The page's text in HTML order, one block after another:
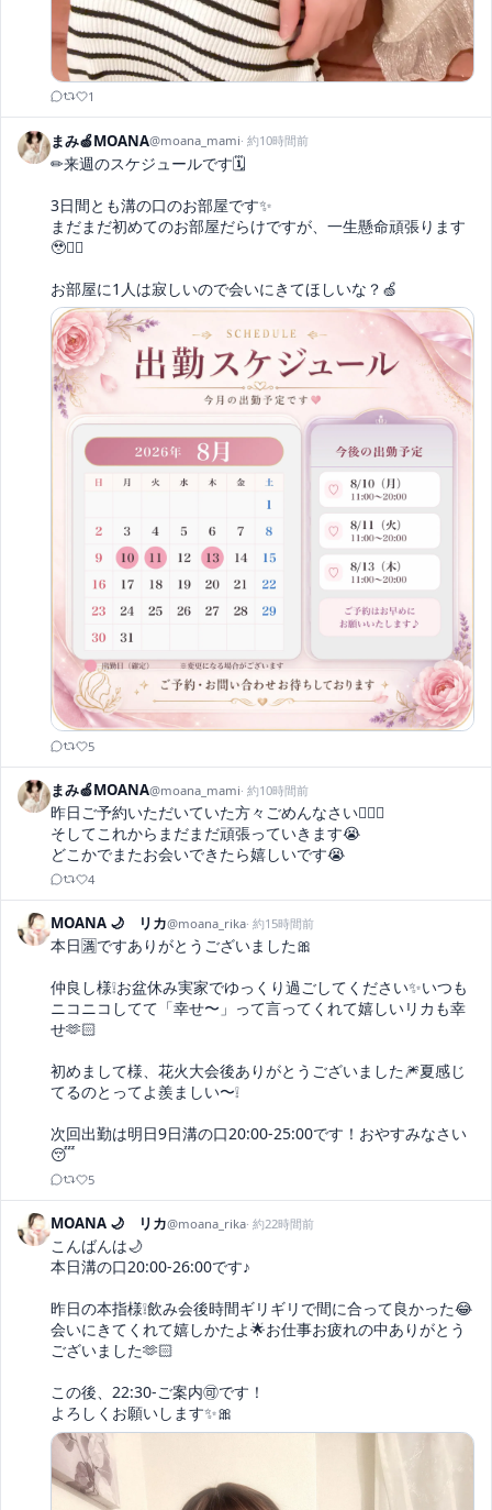
1
まみ🍏MOANA@moana_mami· 約10時間前
✏︎来週のスケジュールです🗓️
3日間とも溝の口のお部屋です✨
まだまだ初めてのお部屋だらけですが、一生懸命頑張ります
🥹✊🏻
お部屋に1人は寂しいので会いにきてほしいな？🍏
5
まみ🍏MOANA@moana_mami· 約10時間前
昨日ご予約いただいていた方々ごめんなさい🙇🏼‍♂️
そしてこれからまだまだ頑張っていきます😭
どこかでまたお会いできたら嬉しいです😭
4
MOANA 🌙 リカ@moana_rika· 約15時間前
本日🈵ですありがとうございました🎀
仲良し様❕お盆休み実家でゆっくり過ごしてください✨いつも
ニコニコしてて「幸せ〜」って言ってくれて嬉しいリカも幸
せ🫶🏻
初めまして様、花火大会後ありがとうございました🎆夏感じ
てるのとってよ羨ましい〜❕
次回出勤は明日9日溝の口20:00-25:00です！おやすみなさい
😴
5
MOANA 🌙 リカ@moana_rika· 約22時間前
こんばんは🌙
本日溝の口20:00-26:00です♪
昨日の本指様❕飲み会後時間ギリギリで間に合って良かった😂
会いにきてくれて嬉しかたよ🌟お仕事お疲れの中ありがとう
ございました🫶🏻
この後、22:30-ご案内🉑です！
よろしくお願いします✨🎀